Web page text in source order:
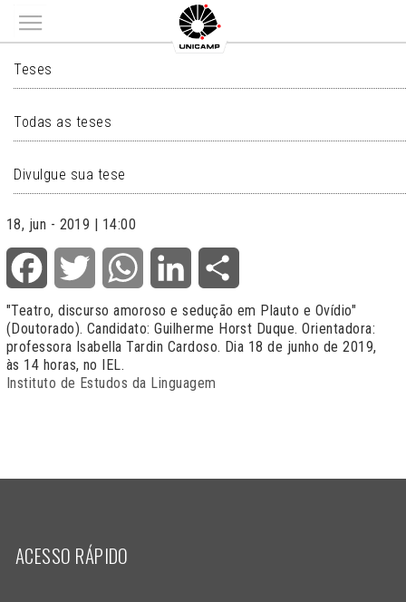
Main menu
TESES
Teses
Todas as teses
Divulgue sua tese
18, jun - 2019 | 14:00
Facebook Twitter WhatsApp LinkedIn
"Teatro, discurso amoroso e sedução em Plauto e Ovídio"
(Doutorado). Candidato: Guilherme Horst Duque. Orientadora:
professora Isabella Tardin Cardoso. Dia 18 de junho de 2019,
às 14 horas, no IEL.
Instituto de Estudos da Linguagem
ACESSO RÁPIDO